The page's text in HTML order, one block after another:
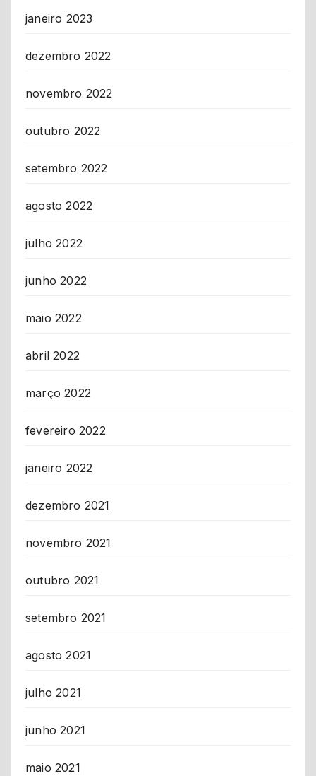
janeiro 2023
dezembro 2022
novembro 2022
outubro 2022
setembro 2022
agosto 2022
julho 2022
junho 2022
maio 2022
abril 2022
março 2022
fevereiro 2022
janeiro 2022
dezembro 2021
novembro 2021
outubro 2021
setembro 2021
agosto 2021
julho 2021
junho 2021
maio 2021